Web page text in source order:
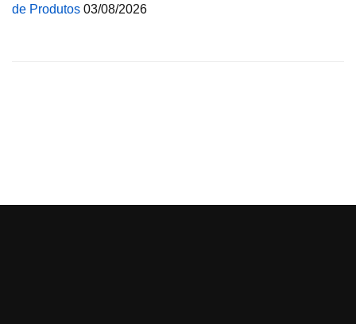
de Produtos 03/08/2026